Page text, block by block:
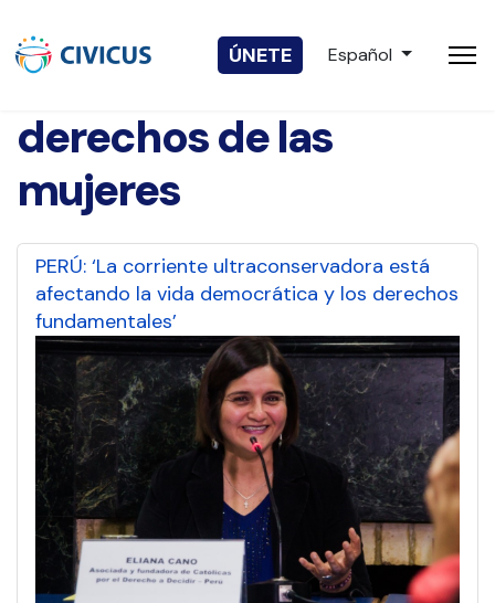
ÚNETE Seleccione su
Español
derechos de las
mujeres
PERÚ: ‘La corriente ultraconservadora está
afectando la vida democrática y los derechos
fundamentales’